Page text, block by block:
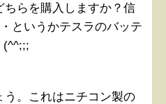
ちらを購入しますか？信
というかテスラのバッテ
(^^;;;
う。これはニチコン製の